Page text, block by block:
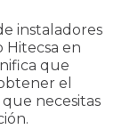
instaladores
Hitecsa en
que
el
necesitas